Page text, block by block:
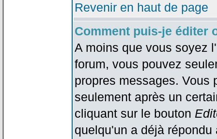
Revenir en haut de page
Comment puis-je éditer
A moins que vous soyez
forum, vous pouvez
propres messages. Vous
seulement après un
cliquant sur le bouton
quelqu'un a déjà